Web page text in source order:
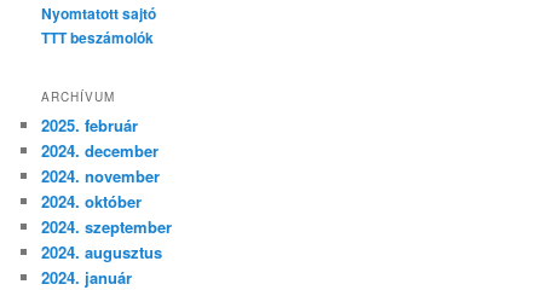
Nyomtatott sajtó
TTT beszámolók
ARCHÍVUM
2025. február
2024. december
2024. november
2024. október
2024. szeptember
2024. augusztus
2024. január